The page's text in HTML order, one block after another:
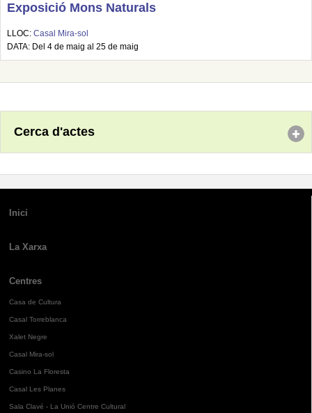
Exposició Mons Naturals
LLOC: Casal Mira-sol
DATA: Del 4 de maig al 25 de maig
Cerca d'actes
Inici
La Xarxa
Centres
Casa de Cultura
Casal Torreblanca
Xalet Negre
Casal Mira-sol
Casino La Floresta
Casal Les Planes
Sala Clavé - La Unió Centre Cultural